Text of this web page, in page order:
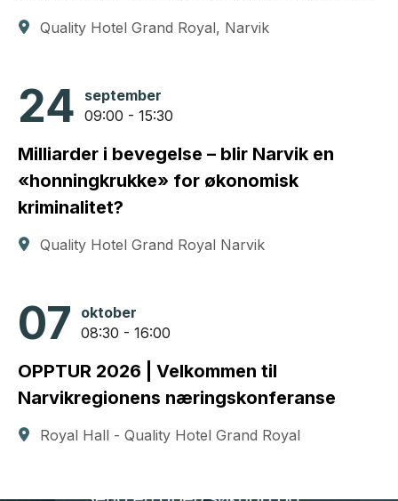
Quality Hotel Grand Royal, Narvik
24
september
09:00 - 15:30
Milliarder i bevegelse – blir Narvik en
«honningkrukke» for økonomisk
kriminalitet?
Quality Hotel Grand Royal Narvik
07
oktober
08:30 - 16:00
OPPTUR 2026 | Velkommen til
Narvikregionens næringskonferanse
Royal Hall - Quality Hotel Grand Royal